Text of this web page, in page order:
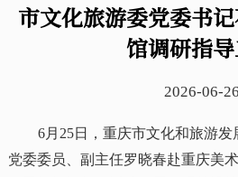
市文化旅游委党委书
馆调研指
2026-06-26
6月25日，重庆市文化和旅游发
党委委员、副主任罗晓春赴重庆美